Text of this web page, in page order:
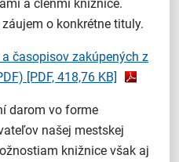
a členmi knižnice.
o konkrétne tituly.
časopisov zakúpených z
[PDF, 418,76 KB]
darom vo forme
našej mestskej
knižnice však aj